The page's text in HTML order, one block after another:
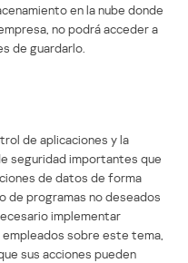
en la nube donde
no podrá acceder a
de guardarlo.
de aplicaciones y la
seguridad importantes que
de datos de forma
de programas no deseados
implementar
sobre este tema,
sus acciones pueden